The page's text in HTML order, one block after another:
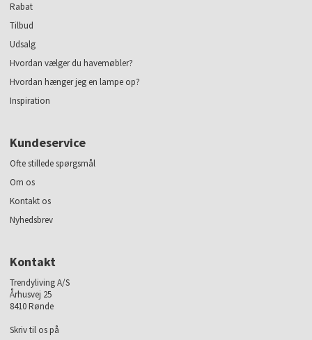
Rabat
Tilbud
Udsalg
Hvordan vælger du havemøbler?
Hvordan hænger jeg en lampe op?
Inspiration
Kundeservice
Ofte stillede spørgsmål
Om os
Kontakt os
Nyhedsbrev
Kontakt
Trendyliving A/S
Århusvej 25
8410 Rønde
Skriv til os på